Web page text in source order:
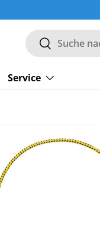
Suchen
Suchen
Service